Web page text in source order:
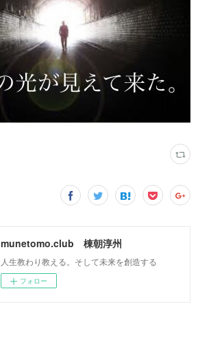
munetomo.club 棟朝淳州
人生教わり教える。そして未来を創造する
フォロー